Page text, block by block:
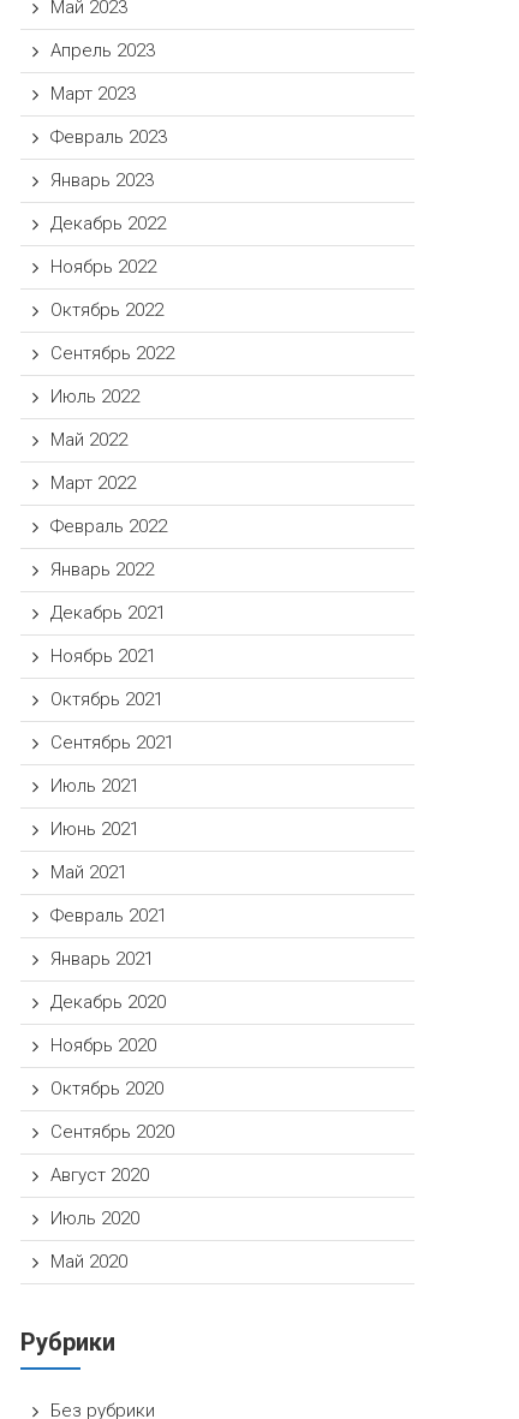
Май 2023
Апрель 2023
Март 2023
Февраль 2023
Январь 2023
Декабрь 2022
Ноябрь 2022
Октябрь 2022
Сентябрь 2022
Июль 2022
Май 2022
Март 2022
Февраль 2022
Январь 2022
Декабрь 2021
Ноябрь 2021
Октябрь 2021
Сентябрь 2021
Июль 2021
Июнь 2021
Май 2021
Февраль 2021
Январь 2021
Декабрь 2020
Ноябрь 2020
Октябрь 2020
Сентябрь 2020
Август 2020
Июль 2020
Май 2020
Рубрики
Без рубрики